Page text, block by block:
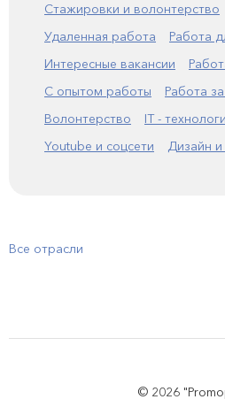
Стажировки и волонтерство
Удаленная работа
Работа
Интересные вакансии
С опытом работы
Работа
Волонтерство
IT -
Youtube и соцсети
Дизайн и
Все отрасли
© 2026